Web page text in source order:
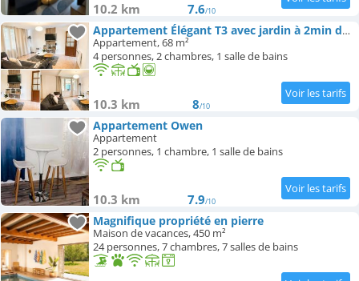
10.2 km 7.6/10
Appartement Élégant T3 avec jardin à 2min de la gare et deux places de parking
Appartement, 68 m²
4 personnes, 2 chambres, 1 salle de bains
10.3 km 8/10
Appartement Owen
Appartement
2 personnes, 1 chambre, 1 salle de bains
10.3 km 7.9/10
Magnifique propriété en pierre
Maison de vacances, 450 m²
24 personnes, 7 chambres, 7 salles de bains